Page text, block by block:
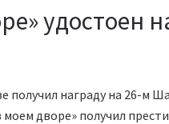
удостоен
получил награду на 26-м
дворе» получил